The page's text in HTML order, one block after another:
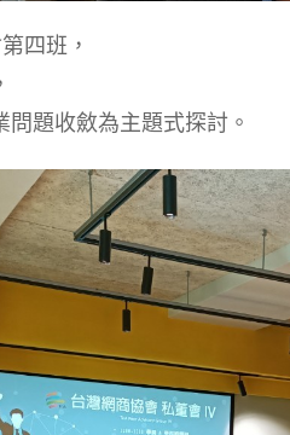
四班，
題收斂為主題式探討。